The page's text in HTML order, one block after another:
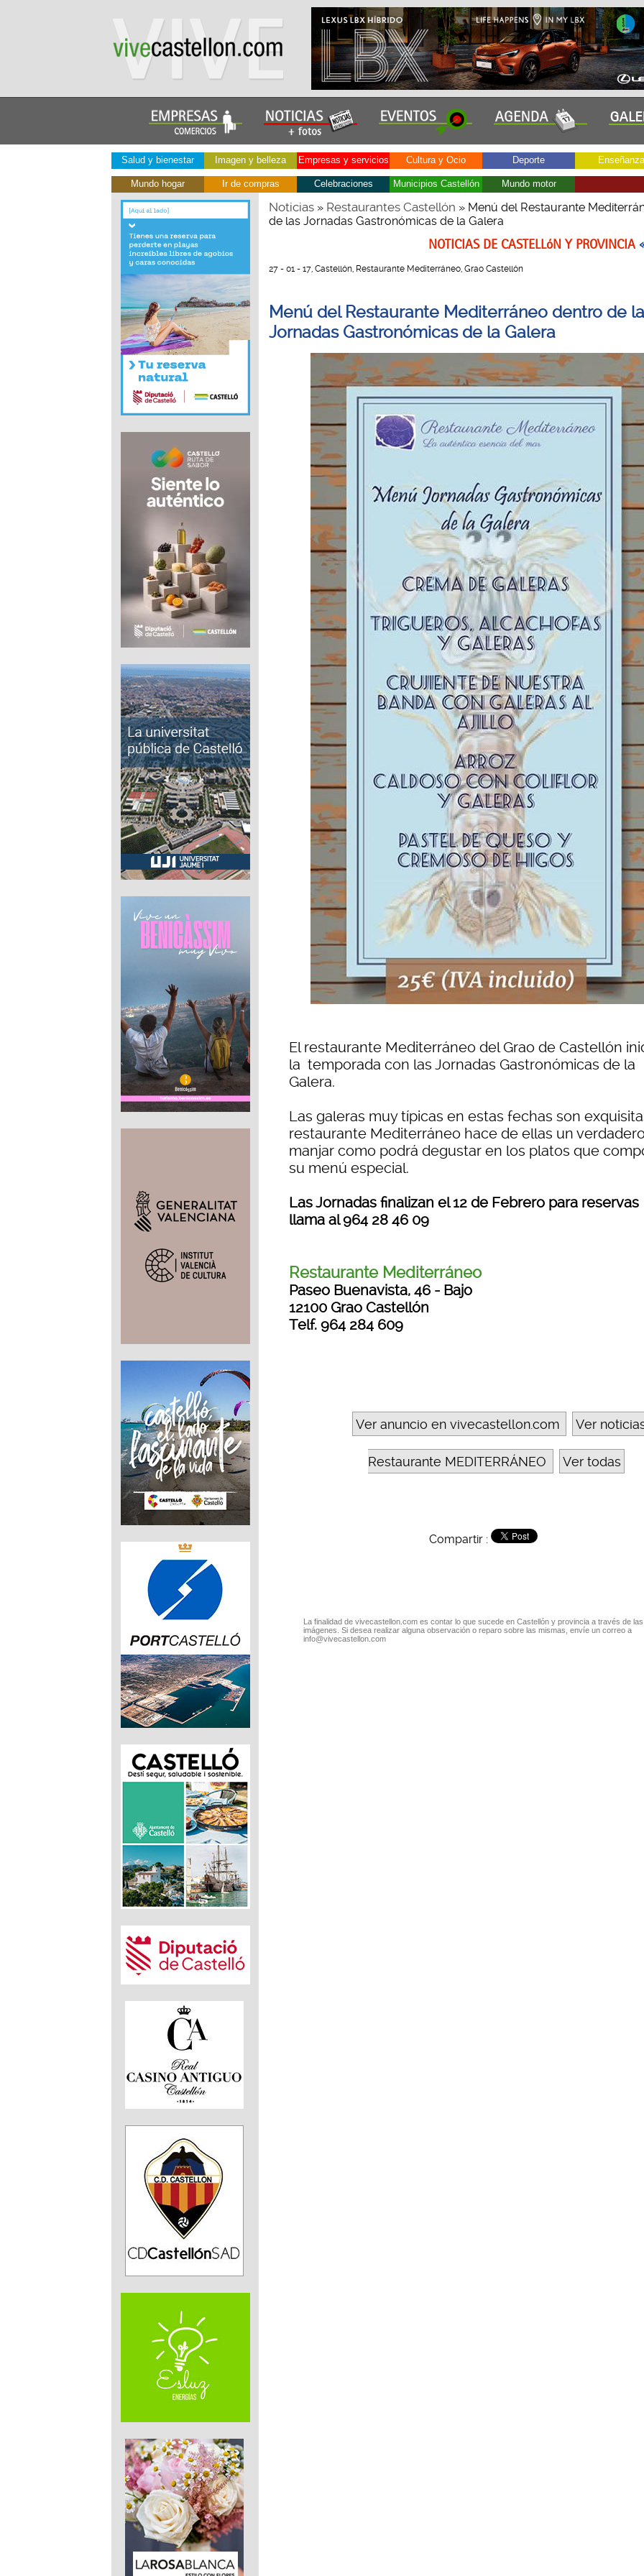
Salud y bienestar Imagen y belleza Empresas y servicios Cultura y Ocio Deporte Enseñanza
Mundo hogar Ir de compras Celebraciones Municipios Castellón Mundo motor
Noticias» Restaurantes Castellón » Menú del Restaurante
de las Jornadas Gastronómicas de la Galera
NOTICIAS DE CASTELLóN Y PROVINCIA
27 - 01 - 17, Castellón, Restaurante Mediterráneo, Grao Castellón
Menú del Restaurante Mediterráneo dentro de
Jornadas Gastronómicas de la Galera
El restaurante Mediterráneo del Grao de Castellón
la temporada con las Jornadas Gastronómicas de la
Galera.
Las galeras muy típicas en estas fechas son
restaurante Mediterráneo hace de ellas un
manjar como podrá degustar en los platos que
su menú especial.
Las Jornadas finalizan el 12 de Febrero para reservas
llama al964 28 46 09
Restaurante Mediterráneo
Paseo Buenavista, 46 - Bajo
12100 Grao Castellón
Telf. 964 284 609
Ver anuncio en vivecastellon.com Ver
Restaurante MEDITERRÁNEO Ver todas
Compartir :
La finalidad de vivecastellon.com es contar lo que sucede en Castellón y provincia a través de las
imágenes. Si desea realizar alguna observación o reparo sobre las mismas, envíe un correo a
info@vivecastellon.com